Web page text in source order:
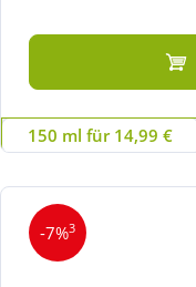
150 ml für 14,99 €
-7%3